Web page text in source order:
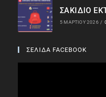
ΣΑΚΙΔΙΟ
5 ΜΑΡΤΊΟΥ 2026 /
ΣΕΛΙΔΑ FACEBOOK